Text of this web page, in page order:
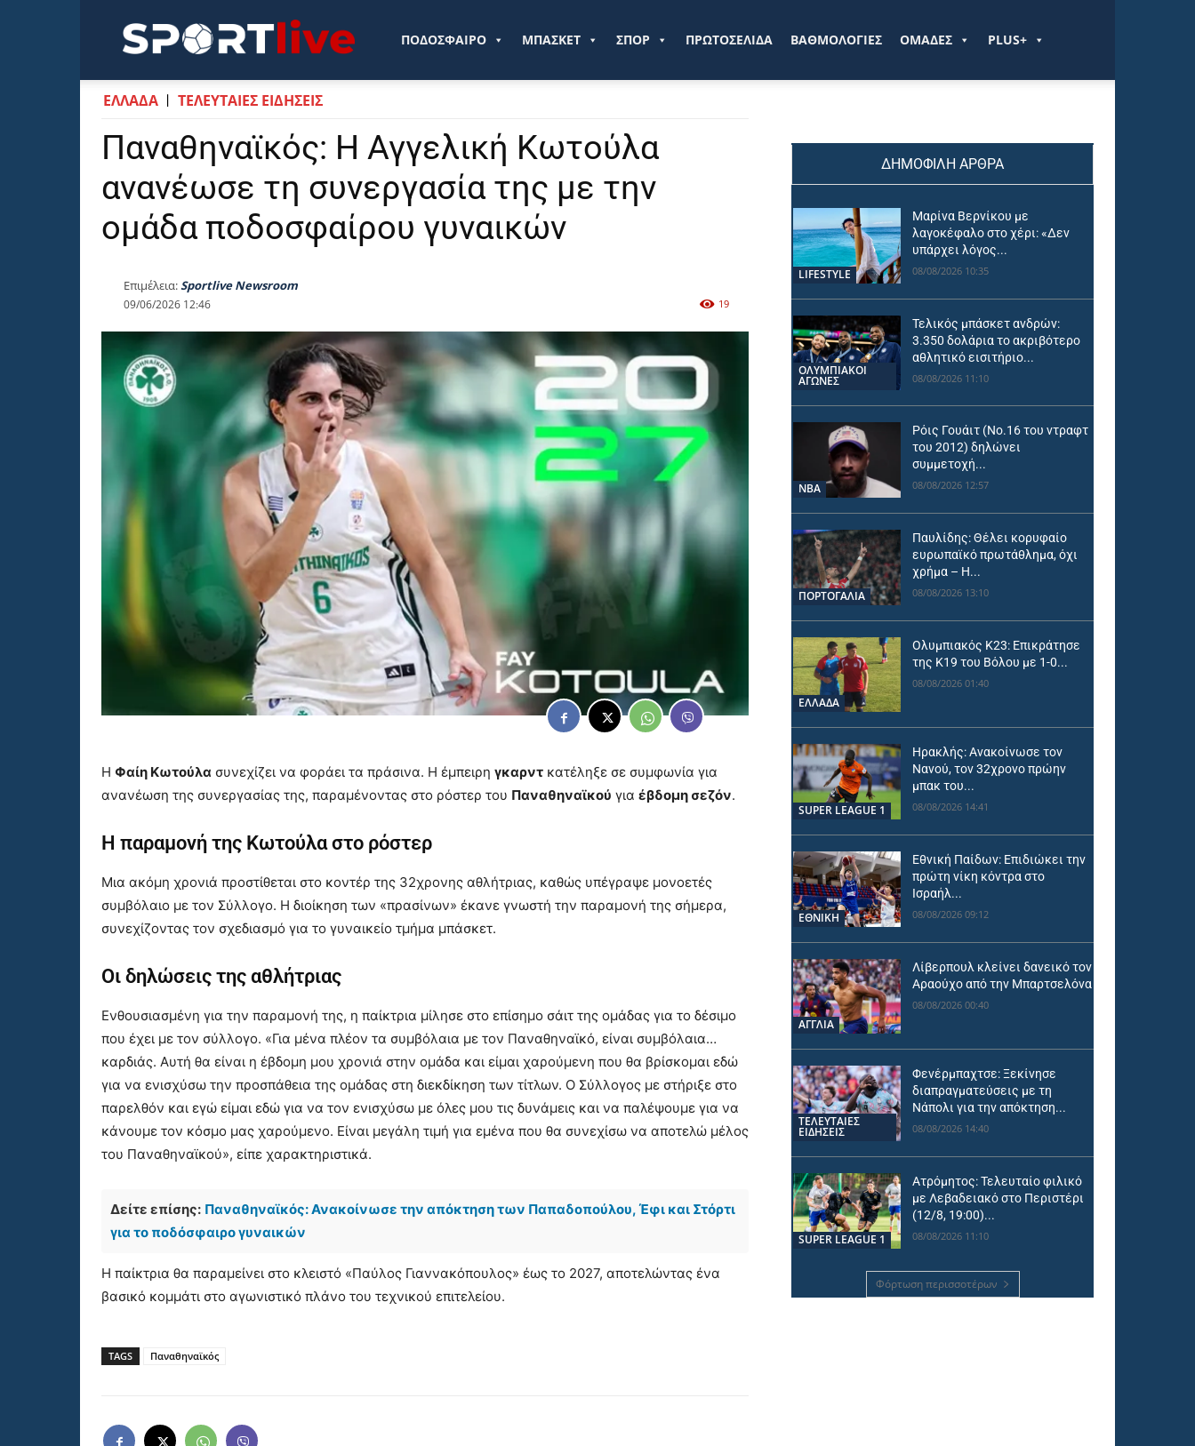
Sportlive.grΠΟΔΟΣΦΑΙΡΟ ΜΠΑΣΚΕΤ ΣΠΟΡ ΠΡΩΤΟΣΕΛΙΔΑ ΒΑΘΜΟΛΟΓΙΕΣ ΟΜΑΔΕΣ PLUS+
ΕΛΛΑΔΑ ΤΕΛΕΥΤΑΙΕΣ ΕΙΔΗΣΕΙΣ
Παναθηναϊκός: Η Αγγελική Κωτούλα
ανανέωσε τη συνεργασία της με την
ομάδα ποδοσφαίρου γυναικών
Επιμέλεια:Sportlive Newsroom
09/06/2026 12:46 19
Η Φαίη Κωτούλα συνεχίζει να φοράει τα πράσινα. Η έμπειρη γκαρντ κατέληξε σε συμφωνία για
ανανέωση της συνεργασίας της, παραμένοντας στο ρόστερ του Παναθηναϊκού για έβδομη σεζόν.
Η παραμονή της Κωτούλα στο ρόστερ
Μια ακόμη χρονιά προστίθεται στο κοντέρ της 32χρονης αθλήτριας, καθώς υπέγραψε μονοετές
συμβόλαιο με τον Σύλλογο. Η διοίκηση των «πρασίνων» έκανε γνωστή την παραμονή της σήμερα,
συνεχίζοντας τον σχεδιασμό για το γυναικείο τμήμα μπάσκετ.
Οι δηλώσεις της αθλήτριας
Ενθουσιασμένη για την παραμονή της, η παίκτρια μίλησε στο επίσημο σάιτ της ομάδας για το δέσιμο
που έχει με τον σύλλογο. «Για μένα πλέον τα συμβόλαια με τον Παναθηναϊκό, είναι συμβόλαια…
καρδιάς. Αυτή θα είναι η έβδομη μου χρονιά στην ομάδα και είμαι χαρούμενη που θα βρίσκομαι εδώ
για να ενισχύσω την προσπάθεια της ομάδας στη διεκδίκηση των τίτλων. Ο Σύλλογος με στήριξε στο
παρελθόν και εγώ είμαι εδώ για να τον ενισχύσω με όλες μου τις δυνάμεις και να παλέψουμε για να
κάνουμε τον κόσμο μας χαρούμενο. Είναι μεγάλη τιμή για εμένα που θα συνεχίσω να αποτελώ μέλος
του Παναθηναϊκού», είπε χαρακτηριστικά.
Δείτε επίσης: Παναθηναϊκός: Ανακοίνωσε την απόκτηση των Παπαδοπούλου, Έφι και Στόρτι
για το ποδόσφαιρο γυναικών
Η παίκτρια θα παραμείνει στο κλειστό «Παύλος Γιαννακόπουλος» έως το 2027, αποτελώντας ένα
βασικό κομμάτι στο αγωνιστικό πλάνο του τεχνικού επιτελείου.
TAGS Παναθηναϊκός
ΔΗΜΟΦΙΛΗ ΑΡΘΡΑ
LIFESTYLE
Μαρίνα Βερνίκου με
λαγοκέφαλο στο χέρι: «Δεν
υπάρχει λόγος...
08/08/2026 10:35
ΟΛΥΜΠΙΑΚΟΊ
ΑΓΏΝΕΣ
Τελικός μπάσκετ ανδρών:
3.350 δολάρια το ακριβότερο
αθλητικό εισιτήριο...
08/08/2026 11:10
NBA
Ρόις Γουάιτ (Νο.16 του ντραφτ
του 2012) δηλώνει
συμμετοχή...
08/08/2026 12:57
ΠΟΡΤΟΓΑΛΙΑ
Παυλίδης: Θέλει κορυφαίο
ευρωπαϊκό πρωτάθλημα, όχι
χρήμα – Η...
08/08/2026 13:10
ΕΛΛΑΔΑ
Ολυμπιακός Κ23: Επικράτησε
της Κ19 του Βόλου με 1-0...
08/08/2026 01:40
SUPER LEAGUE 1
Ηρακλής: Ανακοίνωσε τον
Νανού, τον 32χρονο πρώην
μπακ του...
08/08/2026 14:41
ΕΘΝΙΚΉ
Εθνική Παίδων: Επιδιώκει την
πρώτη νίκη κόντρα στο
Ισραήλ...
08/08/2026 09:12
ΑΓΓΛΙΑ
Λίβερπουλ κλείνει δανεικό τον
Αραούχο από την Μπαρτσελόνα
08/08/2026 00:40
ΤΕΛΕΥΤΑΙΕΣ
ΕΙΔΗΣΕΙΣ
Φενέρμπαχτσε: Ξεκίνησε
διαπραγματεύσεις με τη
Νάπολι για την απόκτηση...
08/08/2026 14:40
SUPER LEAGUE 1
Ατρόμητος: Τελευταίο φιλικό
με Λεβαδειακό στο Περιστέρι
(12/8, 19:00)...
08/08/2026 11:10
Φόρτωση περισσοτέρων